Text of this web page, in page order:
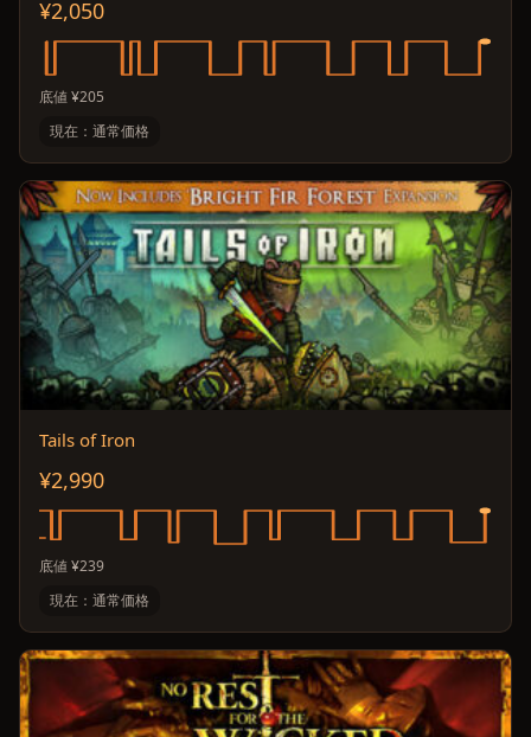
¥2,050
底値 ¥205
現在：通常価格
Tails of Iron
¥2,990
底値 ¥239
現在：通常価格